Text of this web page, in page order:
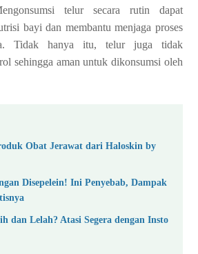
telur secara rutin dapat
bayi dan membantu menjaga proses
Tidak hanya itu, telur juga tidak
sehingga aman untuk dikonsumsi oleh
Obat Jerawat dari Haloskin by
Disepelein! Ini Penyebab, Dampak
dan Lelah? Atasi Segera dengan Insto